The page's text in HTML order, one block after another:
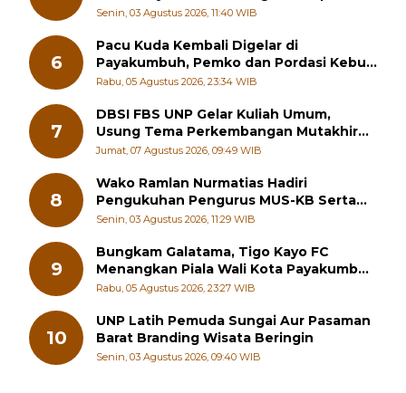
Generasi Muda Hilang Jati Diri
Senin, 03 Agustus 2026, 11:40 WIB
6
Pacu Kuda Kembali Digelar di
Payakumbuh, Pemko dan Pordasi Kebut
Persiapan!
Rabu, 05 Agustus 2026, 23:34 WIB
7
DBSI FBS UNP Gelar Kuliah Umum,
Usung Tema Perkembangan Mutakhir
Sastra Dunia
Jumat, 07 Agustus 2026, 09:49 WIB
8
Wako Ramlan Nurmatias Hadiri
Pengukuhan Pengurus MUS-KB Serta
LMKB Periode 2026-2031,
Senin, 03 Agustus 2026, 11:29 WIB
9
Bungkam Galatama, Tigo Kayo FC
Menangkan Piala Wali Kota Payakumbuh
Cup 2026
Rabu, 05 Agustus 2026, 23:27 WIB
10
UNP Latih Pemuda Sungai Aur Pasaman
Barat Branding Wisata Beringin
Senin, 03 Agustus 2026, 09:40 WIB